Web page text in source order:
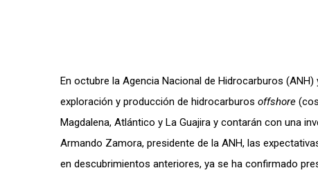
En octubre la Agencia Nacional de Hidrocarburos
exploración y producción de hidrocarburos offshore
Magdalena, Atlántico y La Guajira y contarán con una
Armando Zamora, presidente de la ANH, las
en descubrimientos anteriores, ya se ha confirmado